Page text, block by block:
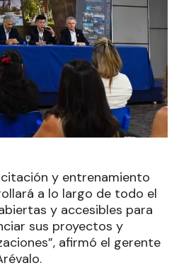
y entrenamiento
a lo largo de todo el
y accesibles para
sus proyectos y
afirmó el gerente